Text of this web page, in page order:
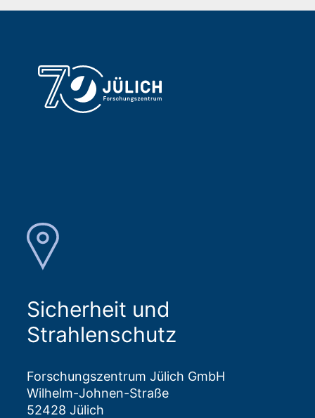
Sicherheit und
Strahlenschutz
Forschungszentrum Jülich GmbH
Wilhelm-Johnen-Straße
52428 Jülich